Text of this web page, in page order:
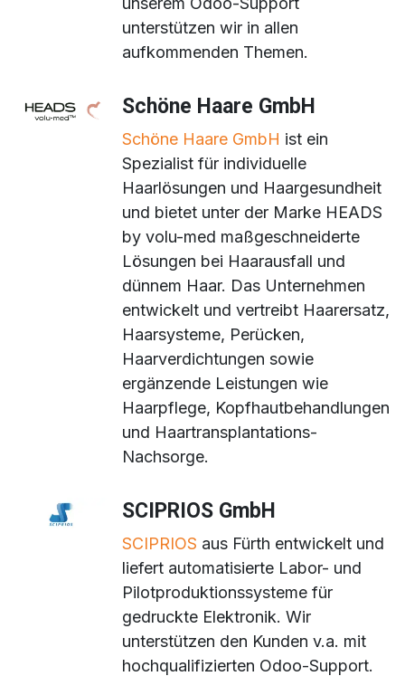
unterstützen wir in allen
aufkommenden Themen.
Schöne Haare GmbH
Schöne Haare GmbH ist ein
Spezialist für individuelle
Haarlösungen und Haargesundheit
und bietet unter der Marke HEADS
by volu-med maßgeschneiderte
Lösungen bei Haarausfall und
dünnem Haar. Das Unternehmen
entwickelt und vertreibt Haarersatz,
Haarsysteme, Perücken,
Haarverdichtungen sowie
ergänzende Leistungen wie
Haarpflege, Kopfhautbehandlungen
und Haartransplantations-
Nachsorge.
SCIPRIOS GmbH
SCIPRIOS aus Fürth entwickelt und
liefert automatisierte Labor- und
Pilotproduktionssysteme für
gedruckte Elektronik. Wir
unterstützen den Kunden v.a. mit
hochqualifizierten Odoo-Support.